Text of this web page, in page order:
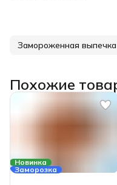
Замороженная выпечка
Похожие
Новинка
Заморозка